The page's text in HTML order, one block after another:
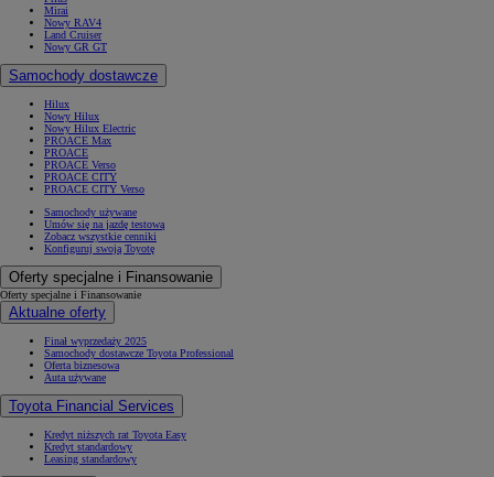
Mirai
Nowy RAV4
Land Cruiser
Nowy GR GT
Samochody dostawcze
Hilux
Nowy Hilux
Nowy Hilux Electric
PROACE Max
PROACE
PROACE Verso
PROACE CITY
PROACE CITY Verso
Samochody używane
Umów się na jazdę testową
Zobacz wszystkie cenniki
Konfiguruj swoją Toyotę
Oferty specjalne i Finansowanie
Oferty specjalne i Finansowanie
Aktualne oferty
Finał wyprzedaży 2025
Samochody dostawcze Toyota Professional
Oferta biznesowa
Auta używane
Toyota Financial Services
Kredyt niższych rat Toyota Easy
Kredyt standardowy
Leasing standardowy